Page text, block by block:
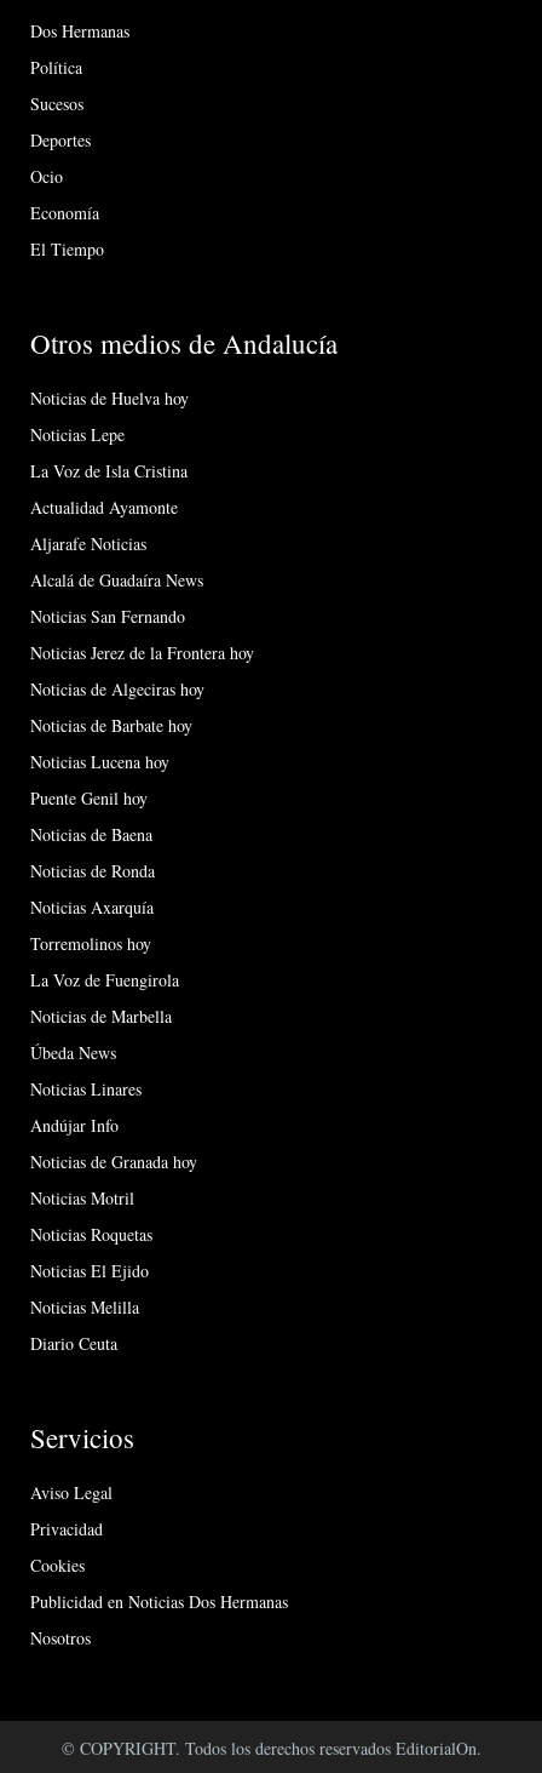
Dos Hermanas
Política
Sucesos
Deportes
Ocio
Economía
El Tiempo
Otros medios de Andalucía
Noticias de Huelva hoy
Noticias Lepe
La Voz de Isla Cristina
Actualidad Ayamonte
Aljarafe Noticias
Alcalá de Guadaíra News
Noticias San Fernando
Noticias Jerez de la Frontera hoy
Noticias de Algeciras hoy
Noticias de Barbate hoy
Noticias Lucena hoy
Puente Genil hoy
Noticias de Baena
Noticias de Ronda
Noticias Axarquía
Torremolinos hoy
La Voz de Fuengirola
Noticias de Marbella
Úbeda News
Noticias Linares
Andújar Info
Noticias de Granada hoy
Noticias Motril
Noticias Roquetas
Noticias El Ejido
Noticias Melilla
Diario Ceuta
Servicios
Aviso Legal
Privacidad
Cookies
Publicidad en Noticias Dos Hermanas
Nosotros
© COPYRIGHT. Todos los derechos reservados EditorialOn.